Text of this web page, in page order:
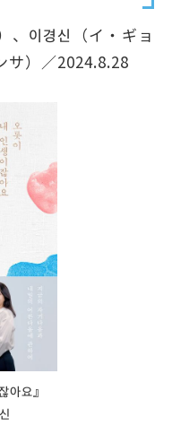
、이경신（イ・ギョ
サ）／2024.8.28
아요』